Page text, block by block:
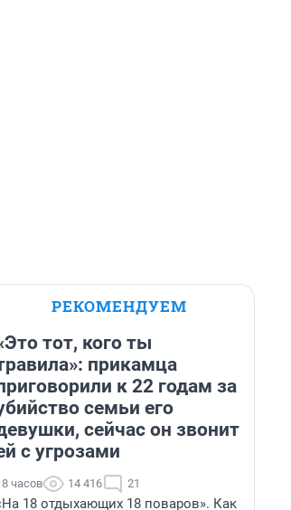
РЕКОМЕНДУЕМ
тот, кого ты
прикамца
к 22 годам за
семьи его
сейчас он звонит
с угрозами
часов 14 416 21
18 отдыхающих 18 поваров». Как